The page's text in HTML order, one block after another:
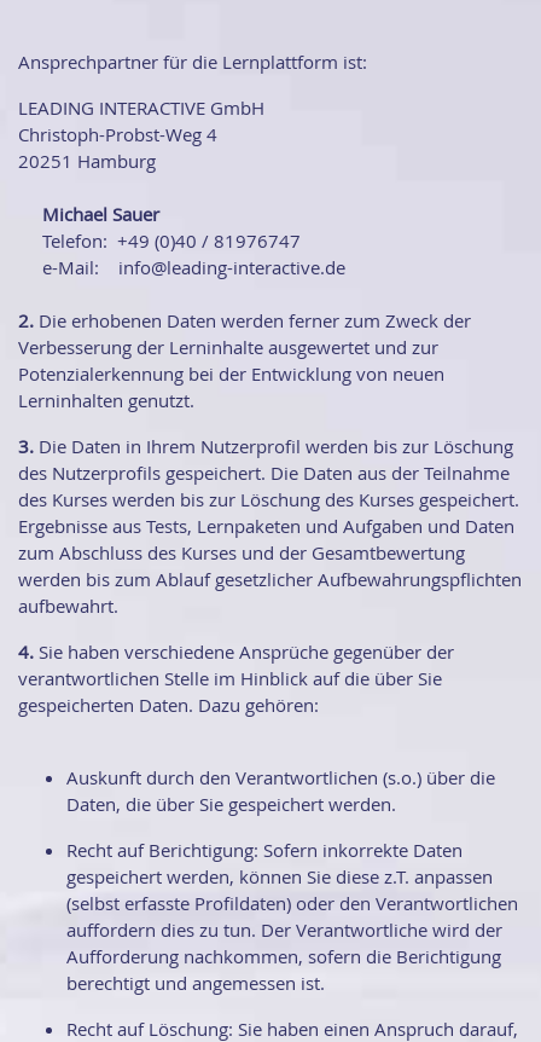
Ansprechpartner für die Lernplattform ist:
LEADING INTERACTIVE GmbH
Christoph-Probst-Weg 4
20251 Hamburg
Michael Sauer
Telefon: +49 (0)40 / 81976747
e-Mail: info@leading-interactive.de
2. Die erhobenen Daten werden ferner zum Zweck der
Verbesserung der Lerninhalte ausgewertet und zur
Potenzialerkennung bei der Entwicklung von neuen
Lerninhalten genutzt.
3. Die Daten in Ihrem Nutzerprofil werden bis zur Löschung
des Nutzerprofils gespeichert. Die Daten aus der Teilnahme
des Kurses werden bis zur Löschung des Kurses gespeichert.
Ergebnisse aus Tests, Lernpaketen und Aufgaben und Daten
zum Abschluss des Kurses und der Gesamtbewertung
werden bis zum Ablauf gesetzlicher Aufbewahrungspflichten
aufbewahrt.
4. Sie haben verschiedene Ansprüche gegenüber der
verantwortlichen Stelle im Hinblick auf die über Sie
gespeicherten Daten. Dazu gehören:
Auskunft durch den Verantwortlichen (s.o.) über die
Daten, die über Sie gespeichert werden.
Recht auf Berichtigung: Sofern inkorrekte Daten
gespeichert werden, können Sie diese z.T. anpassen
(selbst erfasste Profildaten) oder den Verantwortlichen
auffordern dies zu tun. Der Verantwortliche wird der
Aufforderung nachkommen, sofern die Berichtigung
berechtigt und angemessen ist.
Recht auf Löschung: Sie haben einen Anspruch darauf,